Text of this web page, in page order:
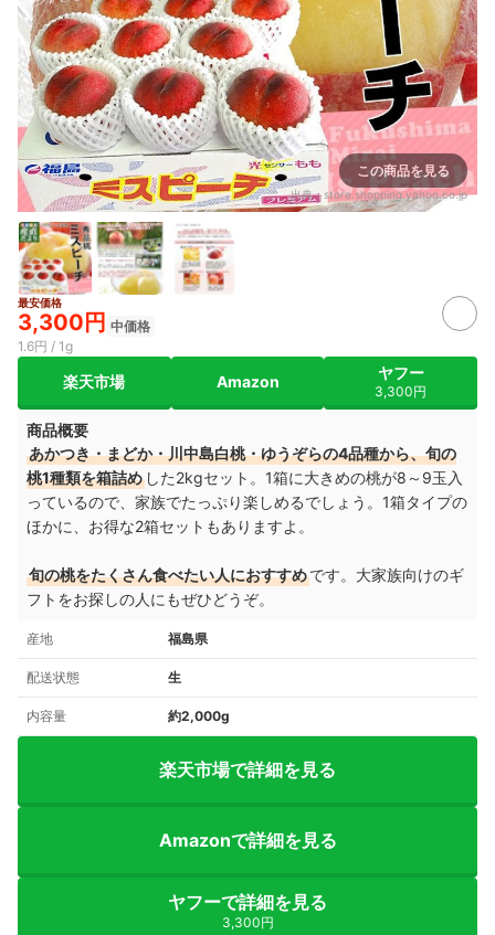
この商品を見る
出典： store.shopping.yahoo.co.jp
最安価格
3,300円 中価格
1.6円 / 1g
楽天市場 Amazon ヤフー
3,300円
商品概要
あかつき・まどか・川中島白桃・ゆうぞらの4品種から、旬の
桃1種類を箱詰め した2kgセット。1箱に大きめの桃が8～9玉入
っているので、家族でたっぷり楽しめるでしょう。1箱タイプの
ほかに、お得な2箱セットもありますよ。
旬の桃をたくさん食べたい人におすすめです。大家族向けのギ
フトをお探しの人にもぜひどうぞ。
産地 福島県
配送状態 生
内容量 約2,000g
楽天市場で詳細を見る
Amazonで詳細を見る
ヤフーで詳細を見る
3,300円